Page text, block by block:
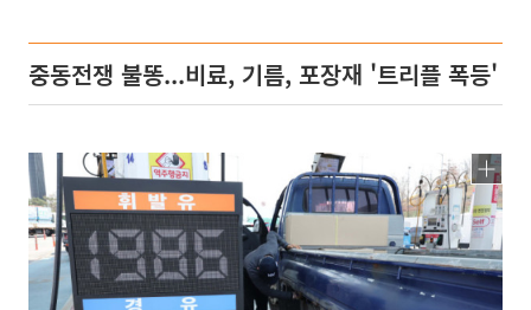
중동전쟁 불똥...비료, 기름, 포장재 '트리플 폭등'